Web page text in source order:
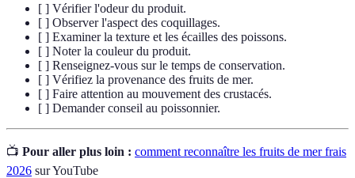
[ ] Vérifier l'odeur du produit.
[ ] Observer l'aspect des coquillages.
[ ] Examiner la texture et les écailles des poissons.
[ ] Noter la couleur du produit.
[ ] Renseignez-vous sur le temps de conservation.
[ ] Vérifiez la provenance des fruits de mer.
[ ] Faire attention au mouvement des crustacés.
[ ] Demander conseil au poissonnier.
📺 Pour aller plus loin : comment reconnaître les fruits de mer frais
2026 sur YouTube